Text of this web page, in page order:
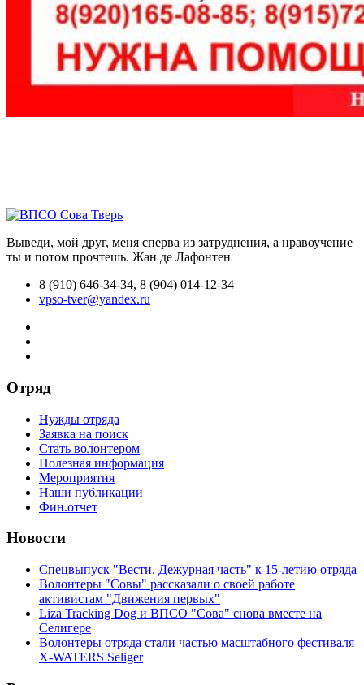
Выведи, мой друг, меня сперва из затруднения, а нравоучение
ты и потом прочтешь. Жан де Лафонтен
8 (910) 646-34-34, 8 (904) 014-12-34
vpso-tver@yandex.ru
Отряд
Нужды отряда
Заявка на поиск
Стать волонтером
Полезная информация
Мероприятия
Наши публикации
Фин.отчет
Новости
Спецвыпуск "Вести. Дежурная часть" к 15-летию отряда
Волонтеры "Совы" рассказали о своей работе
активистам "Движения первых"
Liza Tracking Dog и ВПСО "Сова" снова вместе на
Селигере
Волонтеры отряда стали частью масштабного фестиваля
X-WATERS Seliger